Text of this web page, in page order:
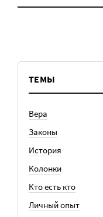
ТЕМЫ
Вера
Законы
История
Колонки
Кто есть кто
Личный опыт